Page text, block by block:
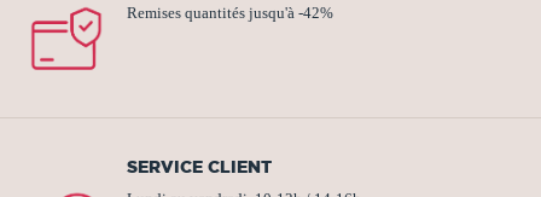
Remises quantités jusqu'à -42%
SERVICE CLIENT